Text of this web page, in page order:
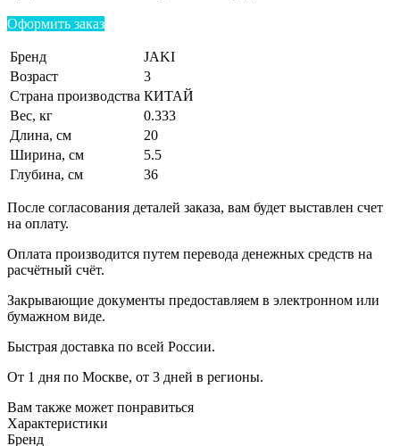
Оформить заказ
Бренд
JAKI
Возраст
3
Страна производства КИТАЙ
Вес, кг
0.333
Длина, см
20
Ширина, см
5.5
Глубина, см
36
После согласования деталей заказа, вам будет выставлен счет
на оплату.
Оплата производится путем перевода денежных средств на
расчётный счёт.
Закрывающие документы предоставляем в электронном или
бумажном виде.
Быстрая доставка по всей России.
От 1 дня по Москве, от 3 дней в регионы.
Вам также может понравиться
Характеристики
Бренд